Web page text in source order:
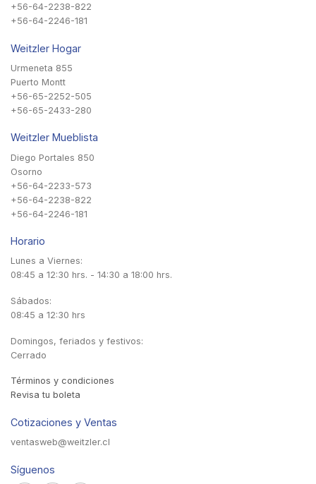
+56-64-2238-822
+56-64-2246-181
Weitzler Hogar
Urmeneta 855
Puerto Montt
+56-65-2252-505
+56-65-2433-280
Weitzler Mueblista
Diego Portales 850
Osorno
+56-64-2233-573
+56-64-2238-822
+56-64-2246-181
Horario
Lunes a Viernes:
08:45 a 12:30 hrs. - 14:30 a 18:00 hrs.
Sábados:
08:45 a 12:30 hrs
Domingos, feriados y festivos:
Cerrado
Términos y condiciones
Revisa tu boleta
Cotizaciones y Ventas
ventasweb@weitzler.cl
Síguenos